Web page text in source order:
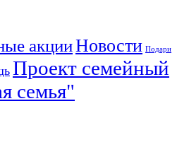
акцииНовости Подари
Проект семейный
семья"